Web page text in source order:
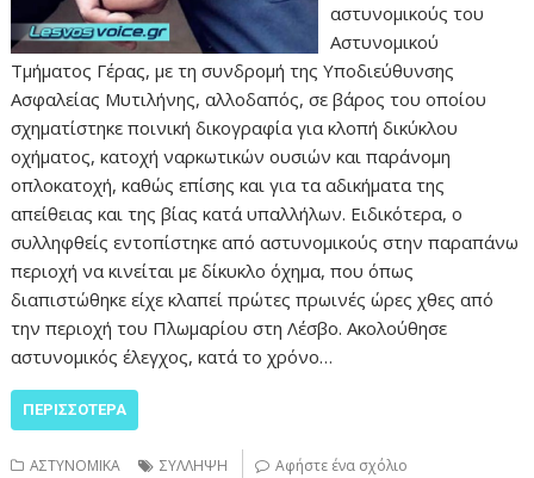
αστυνομικούς του
Αστυνομικού
Τμήματος Γέρας, με τη συνδρομή της Υποδιεύθυνσης
Ασφαλείας Μυτιλήνης, αλλοδαπός, σε βάρος του οποίου
σχηματίστηκε ποινική δικογραφία για κλοπή δικύκλου
οχήματος, κατοχή ναρκωτικών ουσιών και παράνομη
οπλοκατοχή, καθώς επίσης και για τα αδικήματα της
απείθειας και της βίας κατά υπαλλήλων. Ειδικότερα, ο
συλληφθείς εντοπίστηκε από αστυνομικούς στην παραπάνω
περιοχή να κινείται με δίκυκλο όχημα, που όπως
διαπιστώθηκε είχε κλαπεί πρώτες πρωινές ώρες χθες από
την περιοχή του Πλωμαρίου στη Λέσβο. Ακολούθησε
αστυνομικός έλεγχος, κατά το χρόνο…
ΠΕΡΙΣΣΌΤΕΡΑ
ΑΣΤΥΝΟΜΙΚΑ ΣΥΛΛΗΨΗ Αφήστε ένα σχόλιο